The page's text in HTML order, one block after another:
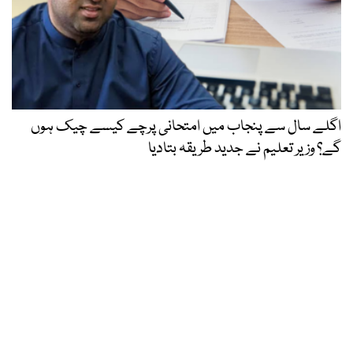
اگلے سال سے پنجاب میں امتحانی پرچے کیسے چیک ہوں
گے؟ وزیر تعلیم نے جدید طریقہ بتادیا